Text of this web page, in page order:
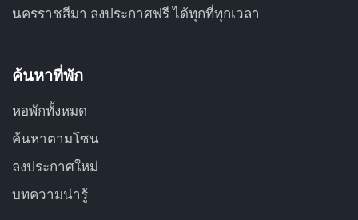
นครราชสีมา ลงประกาศฟรี ได้ทุกที่ทุกเวลา
ค้นหาที่พัก
หอพักทั้งหมด
ค้นหาตามโซน
ลงประกาศใหม่
บทความน่ารู้